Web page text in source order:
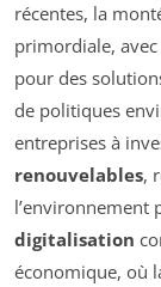
récentes, la
primordiale,
pour des
de politiques
entreprises à
renouvelables,
l’environnement
digitalisation
économique, où